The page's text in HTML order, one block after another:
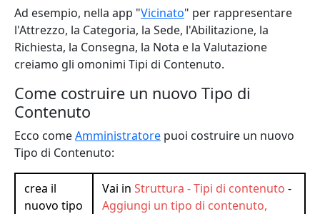
Ad esempio, nella app "Vicinato" per rappresentare
l'Attrezzo, la Categoria, la Sede, l'Abilitazione, la
Richiesta, la Consegna, la Nota e la Valutazione
creiamo gli omonimi Tipi di Contenuto.
Come costruire un nuovo Tipo di
Contenuto
Ecco comeAmministratore puoi costruire un nuovo
Tipo di Contenuto:
crea il
nuovo tipo
Vai in Struttura - Tipi di contenuto -
Aggiungi un tipo di contenuto,